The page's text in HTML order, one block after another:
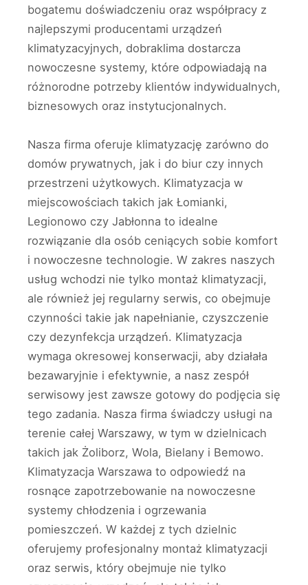
bogatemu doświadczeniu oraz współpracy z
najlepszymi producentami urządzeń
klimatyzacyjnych, dobraklima dostarcza
nowoczesne systemy, które odpowiadają na
różnorodne potrzeby klientów indywidualnych,
biznesowych oraz instytucjonalnych.
Nasza firma oferuje klimatyzację zarówno do
domów prywatnych, jak i do biur czy innych
przestrzeni użytkowych. Klimatyzacja w
miejscowościach takich jak Łomianki,
Legionowo czy Jabłonna to idealne
rozwiązanie dla osób ceniących sobie komfort
i nowoczesne technologie. W zakres naszych
usług wchodzi nie tylko montaż klimatyzacji,
ale również jej regularny serwis, co obejmuje
czynności takie jak napełnianie, czyszczenie
czy dezynfekcja urządzeń. Klimatyzacja
wymaga okresowej konserwacji, aby działała
bezawaryjnie i efektywnie, a nasz zespół
serwisowy jest zawsze gotowy do podjęcia się
tego zadania. Nasza firma świadczy usługi na
terenie całej Warszawy, w tym w dzielnicach
takich jak Żoliborz, Wola, Bielany i Bemowo.
Klimatyzacja Warszawa to odpowiedź na
rosnące zapotrzebowanie na nowoczesne
systemy chłodzenia i ogrzewania
pomieszczeń. W każdej z tych dzielnic
oferujemy profesjonalny montaż klimatyzacji
oraz serwis, który obejmuje nie tylko